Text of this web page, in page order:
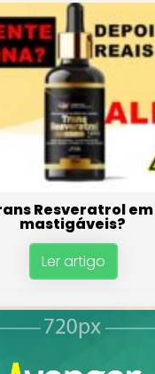
Resveratrol
mastigáveis?
Ler artigo